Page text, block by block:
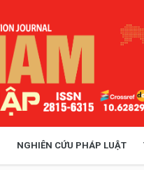
NGHIÊN CỨU PHÁP LUẬT